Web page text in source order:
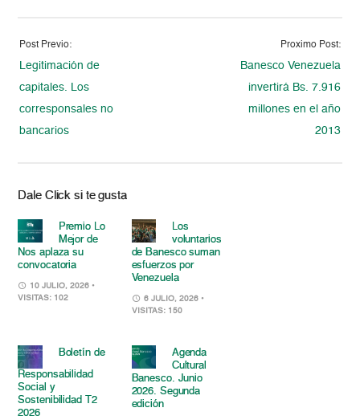
Post Previo:
Legitimación de
capitales. Los
corresponsales no
bancarios
Proximo Post:
Banesco Venezuela
invertirá Bs. 7.916
millones en el año
2013
Dale Click si te gusta
Premio Lo
Mejor de
Nos aplaza su
convocatoria
10 JULIO, 2026 •
VISITAS: 102
Los
voluntarios
de Banesco suman
esfuerzos por
Venezuela
6 JULIO, 2026 •
VISITAS: 150
Boletín de
Responsabilidad
Social y
Sostenibilidad T2
2026
Agenda
Cultural
Banesco. Junio
2026. Segunda
edición